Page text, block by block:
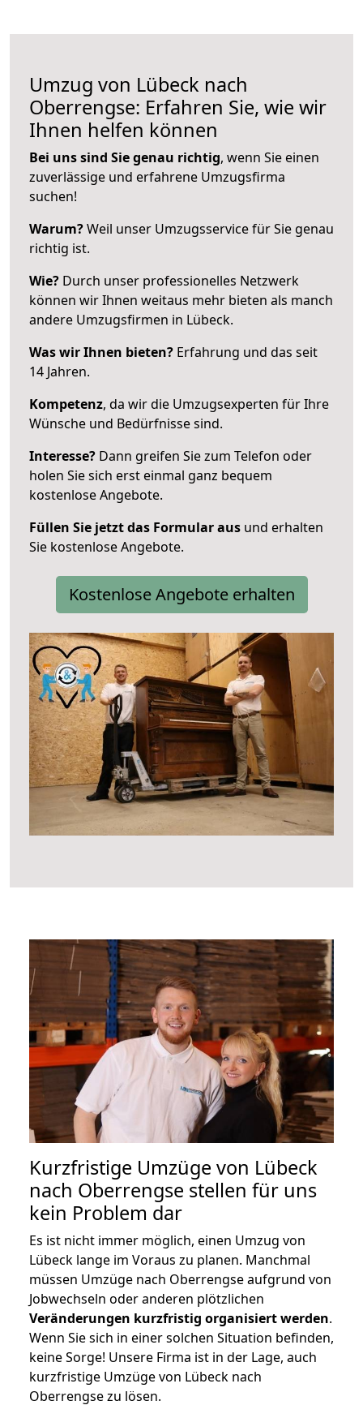
Umzug von Lübeck nach
Oberrengse: Erfahren Sie, wie wir
Ihnen helfen können
Bei uns sind Sie genau richtig, wenn Sie einen
zuverlässige und erfahrene Umzugsfirma
suchen!
Warum?Weil unser Umzugsservice für Sie genau
richtig ist.
Wie? Durch unser professionelles Netzwerk
können wir Ihnen weitaus mehr bieten als manch
andere Umzugsfirmen in Lübeck.
Was wir Ihnen bieten? Erfahrung und das seit
14 Jahren.
Kompetenz, da wir die Umzugsexperten für Ihre
Wünsche und Bedürfnisse sind.
Interesse? Dann greifen Sie zum Telefon oder
holen Sie sich erst einmal ganz bequem
kostenlose Angebote.
Füllen Sie jetzt das Formular aus und erhalten
Sie kostenlose Angebote.
Kostenlose Angebote erhalten
Kurzfristige Umzüge von Lübeck
nach Oberrengse stellen für uns
kein Problem dar
Es ist nicht immer möglich, einen Umzug von
Lübeck lange im Voraus zu planen. Manchmal
müssen Umzüge nach Oberrengse aufgrund von
Jobwechseln oder anderen plötzlichen
Veränderungen kurzfristig organisiert werden.
Wenn Sie sich in einer solchen Situation befinden,
keine Sorge! Unsere Firma ist in der Lage, auch
kurzfristige Umzüge von Lübeck nach
Oberrengse zu lösen.